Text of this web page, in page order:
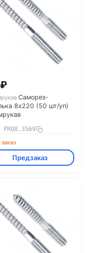
Саморез-
8х220 (50 шт/уп)
PR08.3569
Предзаказ